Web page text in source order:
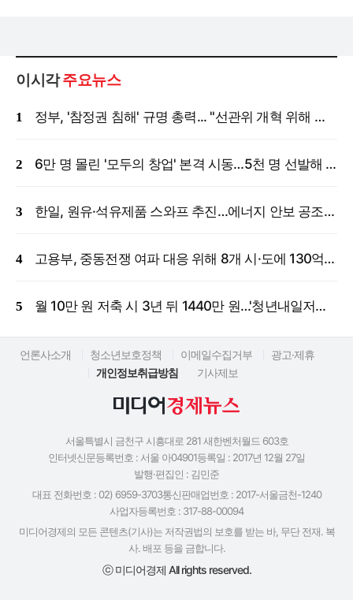
이시각주요뉴스
정부, '참정권 침해' 규명 총력... "선관위 개혁 위해 국정조사 등 모든 조치"
6만 명 몰린 '모두의 창업' 본격 시동…5천 명 선발해 밀착 지원
한일, 원유·석유제품 스와프 추진…에너지 안보 공조 강화
고용부, 중동전쟁 여파 대응 위해 8개 시·도에 130억 원 긴급 투입
월 10만 원 저축 시 3년 뒤 1440만 원…'청년내일저축계좌' 신규 모집
언론사소개 청소년보호정책 이메일수집거부
광고·제휴
개인정보취급방침
기사제보
서울특별시 금천구 시흥대로 281 새한벤처월드 603호
인터넷신문등록번호 : 서울 아04901등록일 : 2017년 12월 27일
발행·편집인 : 김민준
대표 전화번호 : 02) 6959-3703통신판매업번호 : 2017-서울금천-1240
사업자등록번호 : 317-88-00094
미디어경제의 모든 콘텐츠(기사)는 저작권법의 보호를 받는 바, 무단 전재. 복
사. 배포 등을 금합니다.
ⓒ 미디어경제 All rights reserved.